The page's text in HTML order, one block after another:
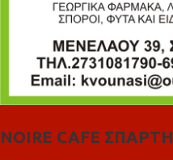
NOIRE CAFE ΣΠΑΡΤΗ